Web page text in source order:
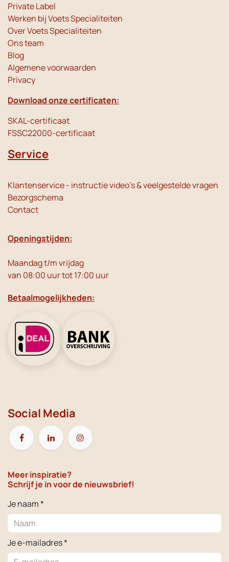
Private Label
Werken bij Voets Specialiteiten
Over Voets Specialiteiten
Ons team
Blog
Algemene voorwaarden
Privacy
Download onze certificaten:
SKAL-certificaat
FSSC22000-certificaat
Service
Klantenservice - instructie video's & veelgestelde vragen
Bezorgschema
Contact
Openingstijden:
Maandag t/m vrijdag
van 08:00 uur tot 17:00 uur
Betaalmogelijkheden:
Social Media
Meer inspiratie?
Schrijf je in voor de nieuwsbrief!
Je naam *
Je e-mailadres *